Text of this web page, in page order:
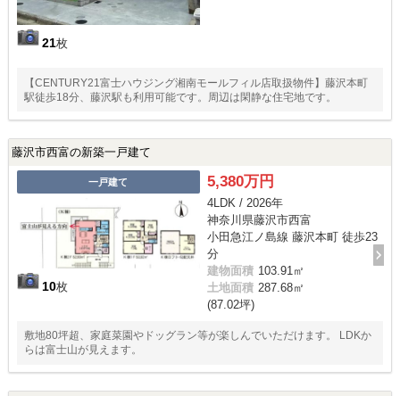
21枚
【CENTURY21富士ハウジング湘南モールフィル店取扱物件】藤沢本町
駅徒歩18分、藤沢駅も利用可能です。周辺は閑静な住宅地です。
藤沢市西富の新築一戸建て
一戸建て
10枚
5,380万円
4LDK / 2026年
神奈川県藤沢市西富
小田急江ノ島線 藤沢本町 徒歩23
分
建物面積 103.91㎡
土地面積 287.68㎡
(87.02坪)
敷地80坪超、家庭菜園やドッグラン等が楽しんでいただけます。 LDKか
らは富士山が見えます。